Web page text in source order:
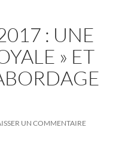
: UNE
» ET
UN COMMENTAIRE